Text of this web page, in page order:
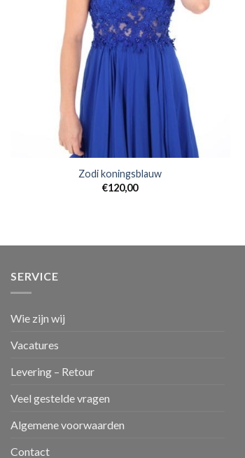
Zodi koningsblauw
€120,00
SERVICE
Wie zijn wij
Vacatures
Levering – Retour
Veel gestelde vragen
Algemene voorwaarden
Contact